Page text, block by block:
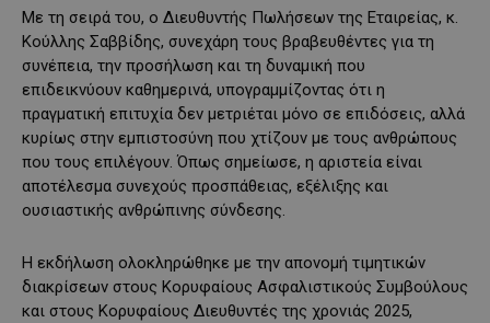
Με τη σειρά του, ο Διευθυντής Πωλήσεων της Εταιρείας, κ.
Κούλλης Σαββίδης, συνεχάρη τους βραβευθέντες για τη
συνέπεια, την προσήλωση και τη δυναμική που
επιδεικνύουν καθημερινά, υπογραμμίζοντας ότι η
πραγματική επιτυχία δεν μετριέται μόνο σε επιδόσεις, αλλά
κυρίως στην εμπιστοσύνη που χτίζουν με τους ανθρώπους
που τους επιλέγουν. Όπως σημείωσε, η αριστεία είναι
αποτέλεσμα συνεχούς προσπάθειας, εξέλιξης και
ουσιαστικής ανθρώπινης σύνδεσης.
Η εκδήλωση ολοκληρώθηκε με την απονομή τιμητικών
διακρίσεων στους Κορυφαίους Ασφαλιστικούς Συμβούλους
και στους Κορυφαίους Διευθυντές της χρονιάς 2025,